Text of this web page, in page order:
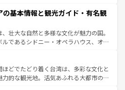
はアメリカの各地域で異なる魅力を楽
様性と豊かな歴史を感じることができ
ードトリップや列車の旅も、アメリカ
ルだ。 なお、新着のアメリカ
一覧 を参照してほしい。
。また、定番の観光地といえばオアフ
を求めるならマウイ島やカウアイ島が
ドグリーンに輝く海をはじめ、豊かな
いている。「アロハスピリット」と呼ば
カルフードやハワイアンミュージッ
ダンスなど、すべてがハワイの魅力を彩
びに新しい発見と感動が待っているハ
の基本情報と観光ガイド・有名観
壮大な自然と多様な文化が魅力の国。
ルであるシドニー・オペラハウス、オー
央部にそびえるウルル（エアーズロッ
の美しい原生林やケアンズの熱帯雨林な
くさん。また、カフェやワイン、オージ
ほどでたどり着く台湾は、多彩な文化と
力的な観光地。活気あふれる大都市の台